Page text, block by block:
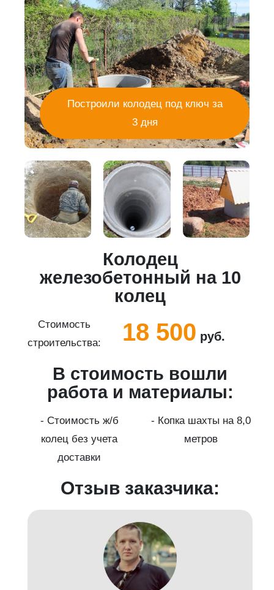
Построили колодец под ключ за
3 дня
Колодец
железобетонный на 10
колец
Стоимость
строительства:
18 500 руб.
В стоимость вошли
работа и материалы:
- Стоимость ж/б
колец без учета
доставки
- Копка шахты на 8,0
метров
Отзыв заказчика: